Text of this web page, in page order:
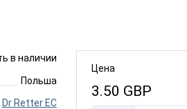
в наличии
Польша
Dr Retter EC
Цена
3.50 GBP